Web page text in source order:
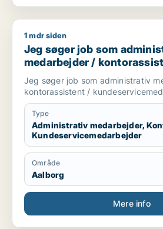
Jeg søger job som administrativ
1 mdr siden
Jeg søger job som
medarbejder /
kundeservicemedarbejder
Jeg søger job som administrativ
kontorassistent /
Type
Administrativ medarbejder,
Kundeservicemedarbejder
Område
Aalborg
Mere info